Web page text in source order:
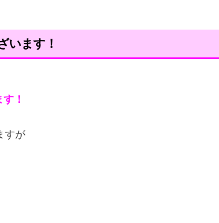
います！
！
すが